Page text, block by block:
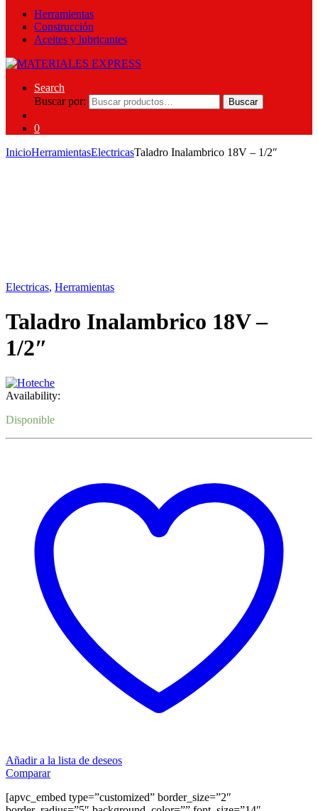
Herramientas
Construcción
Aceites y lubricantes
Search
Buscar por:
Buscar
0
InicioHerramientasElectricasTaladro Inalambrico 18V – 1/2″
Electricas, Herramientas
Taladro Inalambrico 18V –
1/2″
Availability:
Disponible
Añadir a la lista de deseos
Comparar
[apvc_embed type=”customized” border_size=”2″